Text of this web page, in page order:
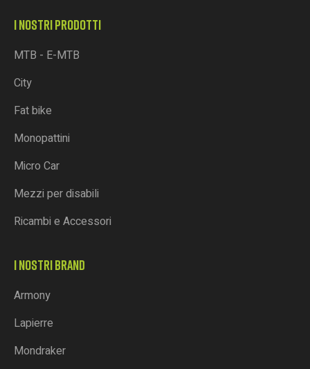
I NOSTRI PRODOTTI
MTB - E-MTB
City
Fat bike
Monopattini
Micro Car
Mezzi per disabili
Ricambi e Accessori
I NOSTRI BRAND
Armony
Lapierre
Mondraker